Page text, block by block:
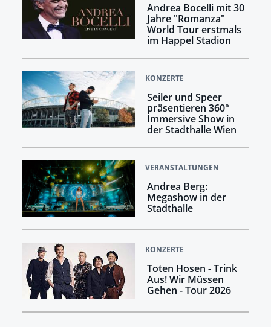
Andrea Bocelli mit 30
Jahre "Romanza"
World Tour erstmals
im Happel Stadion
KONZERTE
Seiler und Speer
präsentieren 360°
Immersive Show in
der Stadthalle Wien
VERANSTALTUNGEN
Andrea Berg:
Megashow in der
Stadthalle
KONZERTE
Toten Hosen - Trink
Aus! Wir Müssen
Gehen - Tour 2026